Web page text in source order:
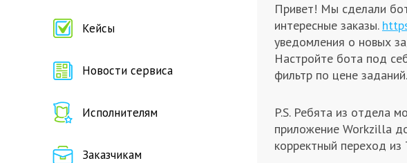
Кейсы
Новости сервиса
Исполнителям
Заказчикам
Привет! Мы сделали
интересные заказы.
уведомления о новых
Настройте бота под
фильтр по цене
P.S. Ребята из отдела
приложение Workzilla
корректный переход